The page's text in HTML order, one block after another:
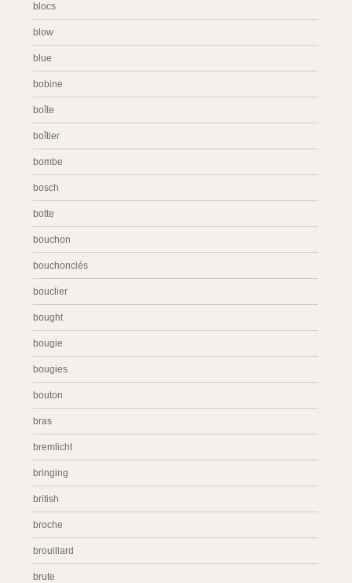
blocs
blow
blue
bobine
boîte
boîtier
bombe
bosch
botte
bouchon
bouchonclés
bouclier
bought
bougie
bougies
bouton
bras
bremlicht
bringing
british
broche
brouillard
brute